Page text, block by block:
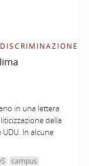
DISCRIMINAZIONE
in una lettera
della
In alcune
campus